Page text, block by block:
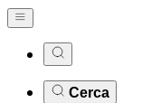
Cerca